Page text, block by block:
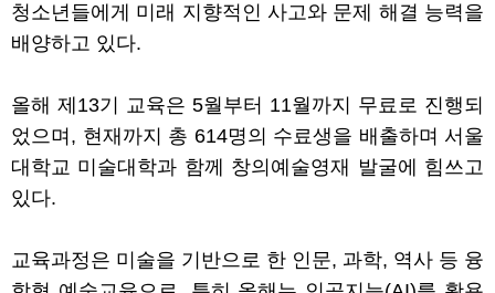
청소년들에게 미래 지향적인 사고와 문제 해결 능력을
배양하고 있다.
올해 제 13기 교육은 5월부터 11월까지 무료로 진행되
었으며 , 현재까지 총 614명의 수료생을 배출하며 서울
대학교 미술대학과 함께 창의예술영재 발굴에 힘쓰고
있다.
교육과정은 미술을 기반으로 한 인문, 과학, 역사 등 융